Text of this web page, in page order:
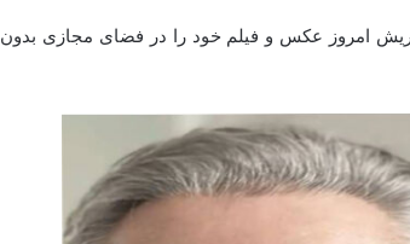
ریش امروز عکس و فیلم خود را در فضای مجازی بدون